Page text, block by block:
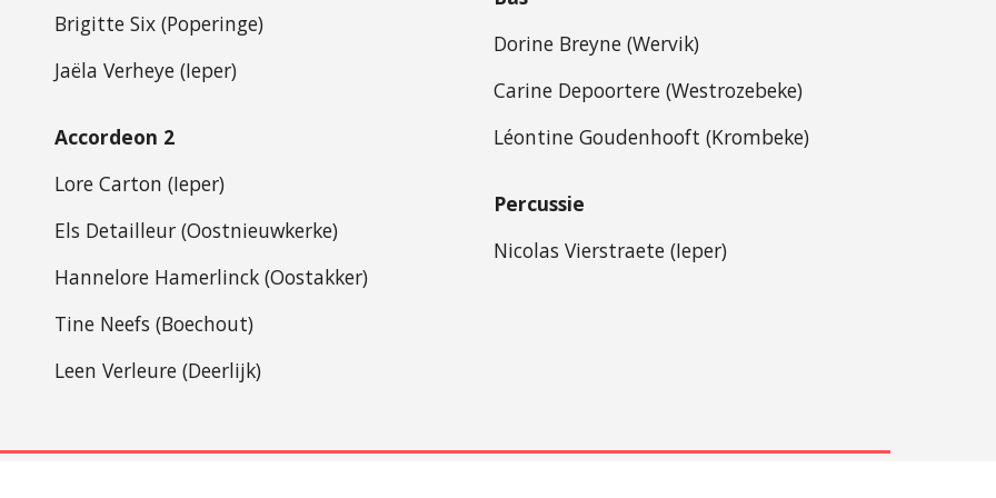
Brigitte Six (Poperinge)
Jaëla Verheye (Ieper)
Accordeon 2
Lore Carton (Ieper)
Els Detailleur (Oostnieuwkerke)
Hannelore Hamerlinck (Oostakker)
Tine Neefs (Boechout)
Leen Verleure (Deerlijk)
Dorine Breyne (Wervik)
Carine Depoortere (Westrozebeke)
Léontine Goudenhooft (Krombeke)
Percussie
Nicolas Vierstraete (Ieper)